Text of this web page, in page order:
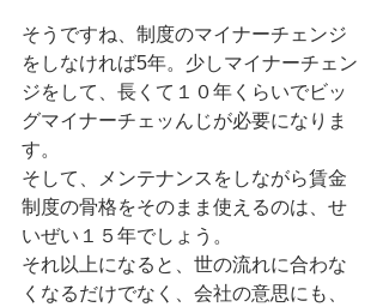
そうですね、制度のマイナーチェンジ
をしなければ5年。少しマイナーチェン
ジをして、長くて１０年くらいでビッ
グマイナーチェッんじが必要になりま
す。
そして、メンテナンスをしながら賃金
制度の骨格をそのまま使えるのは、せ
いぜい１５年でしょう。
それ以上になると、世の流れに合わな
くなるだけでなく、会社の意思にも、